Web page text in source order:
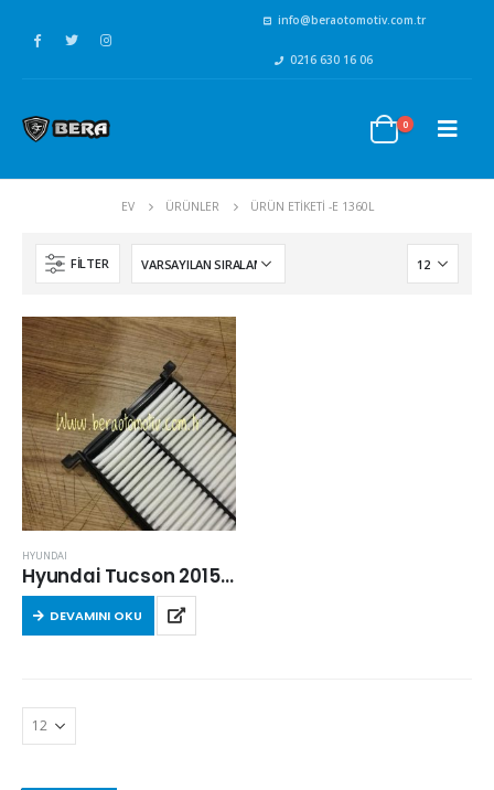
info@beraotomotiv.com.tr
0216 630 16 06
0
EV ÜRÜNLER ÜRÜN ETIKETI -E 1360L
FILTER
HYUNDAI
Hyundai Tucson 2015 Sonrası 2.0 Crdi Hava Filtresi
DEVAMINI OKU